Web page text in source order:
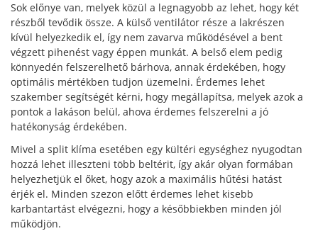
Sok előnye van, melyek közül a legnagyobb az lehet, hogy két
részből tevődik össze. A külső ventilátor része a lakrészen
kívül helyezkedik el, így nem zavarva működésével a bent
végzett pihenést vagy éppen munkát. A belső elem pedig
könnyedén felszerelhető bárhova, annak érdekében, hogy
optimális mértékben tudjon üzemelni. Érdemes lehet
szakember segítségét kérni, hogy megállapítsa, melyek azok a
pontok a lakáson belül, ahova érdemes felszerelni a jó
hatékonyság érdekében.
Mivel a split klíma esetében egy kültéri egységhez nyugodtan
hozzá lehet illeszteni több beltérit, így akár olyan formában
helyezhetjük el őket, hogy azok a maximális hűtési hatást
érjék el. Minden szezon előtt érdemes lehet kisebb
karbantartást elvégezni, hogy a későbbiekben minden jól
működjön.